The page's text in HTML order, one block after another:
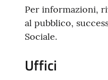
Per informazioni,
al pubblico,
Sociale.
Uffici